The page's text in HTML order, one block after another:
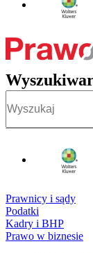
Prawnicy i sądy
Podatki
Kadry i BHP
Prawo w biznesie